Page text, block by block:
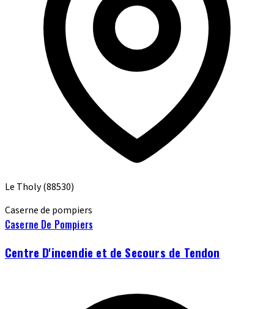
Le Tholy(88530)
Caserne de pompiers
Caserne De Pompiers
Centre D'incendie et de Secours de Tendon